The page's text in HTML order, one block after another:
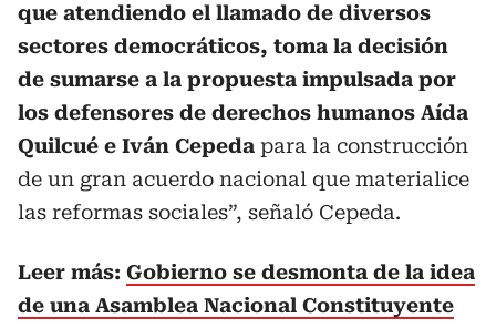
que atendiendo el llamado de diversos
sectores democráticos, toma la decisión
de sumarse a la propuesta impulsada por
los defensores de derechos humanos Aída
Quilcué e Iván Cepeda para la construcción
de un gran acuerdo nacional que materialice
las reformas sociales”, señaló Cepeda.
Leer más: Gobierno se desmonta de la idea
de una Asamblea Nacional Constituyente